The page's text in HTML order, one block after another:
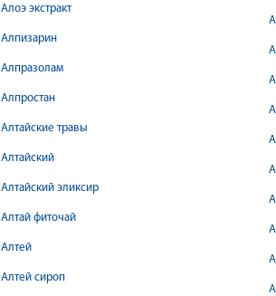
Алоэ экстракт
Алпизарин
Алпразолам
Алпростан
Алтайские травы
Алтайский
Алтайский эликсир
Алтай фиточай
Алтей
Алтей сироп